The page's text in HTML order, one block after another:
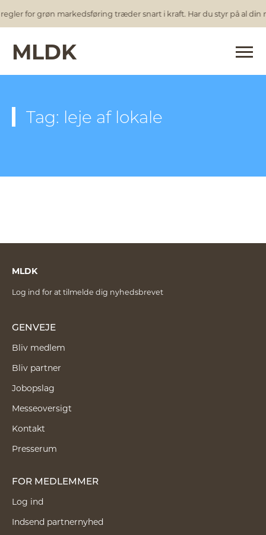
for grøn markedsføring træder snart i kraft. Har du styr på al din
MLDK
Tag: leje af lokale
MLDK
Log ind for at tilmelde dig nyhedsbrevet
GENVEJE
Bliv medlem
Bliv partner
Jobopslag
Messeoversigt
Kontakt
Presserum
FOR MEDLEMMER
Log ind
Indsend partnernyhed